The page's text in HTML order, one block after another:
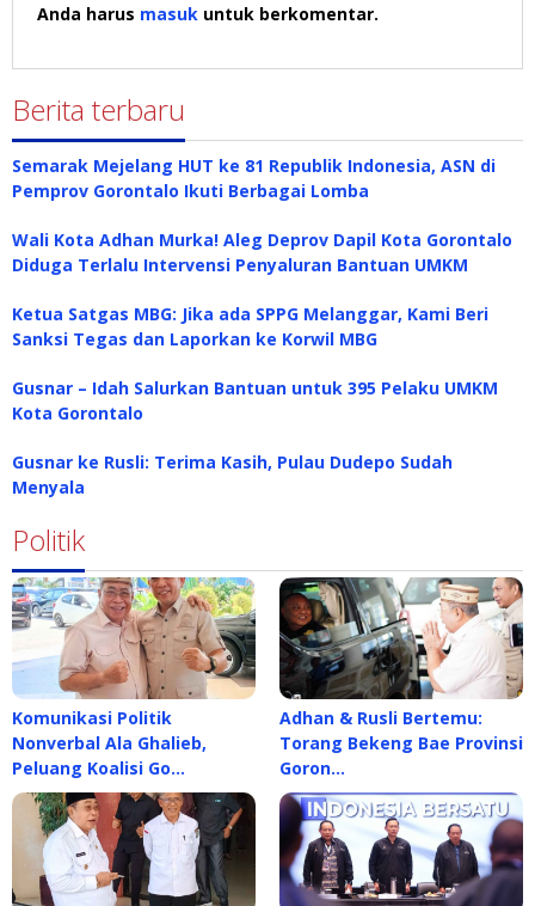
Anda harus masuk untuk berkomentar.
Berita terbaru
Semarak Mejelang HUT ke 81 Republik Indonesia, ASN di
Pemprov Gorontalo Ikuti Berbagai Lomba
Wali Kota Adhan Murka! Aleg Deprov Dapil Kota Gorontalo
Diduga Terlalu Intervensi Penyaluran Bantuan UMKM
Ketua Satgas MBG: Jika ada SPPG Melanggar, Kami Beri
Sanksi Tegas dan Laporkan ke Korwil MBG
Gusnar – Idah Salurkan Bantuan untuk 395 Pelaku UMKM
Kota Gorontalo
Gusnar ke Rusli: Terima Kasih, Pulau Dudepo Sudah
Menyala
Politik
Komunikasi Politik
Nonverbal Ala Ghalieb,
Peluang Koalisi Go…
Adhan & Rusli Bertemu:
Torang Bekeng Bae Provinsi
Goron…